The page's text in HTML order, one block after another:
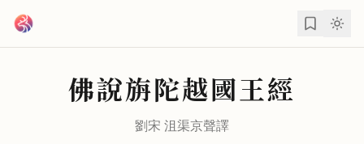
佛說旃陀越國王經
劉宋 沮渠京聲譯